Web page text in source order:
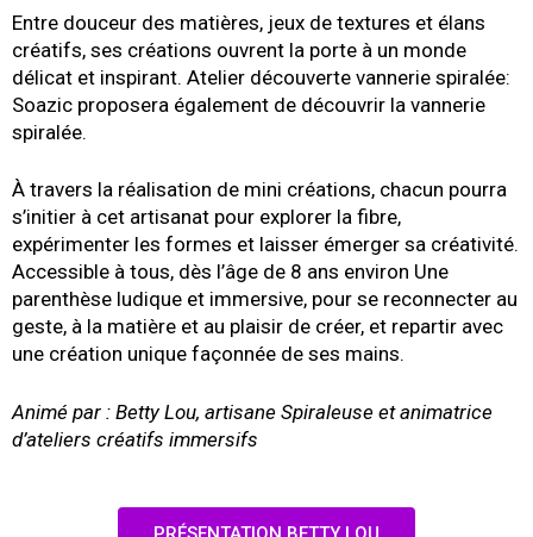
Entre douceur des matières, jeux de textures et élans
créatifs, ses créations ouvrent la porte à un monde
délicat et inspirant. Atelier découverte vannerie spiralée:
Soazic proposera également de découvrir la vannerie
spiralée.
À travers la réalisation de mini créations, chacun pourra
s’initier à cet artisanat pour explorer la fibre,
expérimenter les formes et laisser émerger sa créativité.
Accessible à tous, dès l’âge de 8 ans environ Une
parenthèse ludique et immersive, pour se reconnecter au
geste, à la matière et au plaisir de créer, et repartir avec
une création unique façonnée de ses mains.
Animé par : Betty Lou, artisane Spiraleuse et animatrice
d’ateliers créatifs immersifs